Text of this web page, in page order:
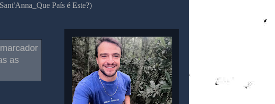
País é Este?)
as